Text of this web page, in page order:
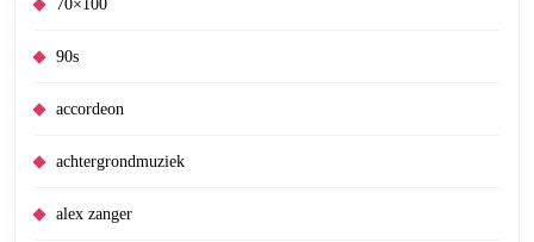
70×100
90s
accordeon
achtergrondmuziek
alex zanger